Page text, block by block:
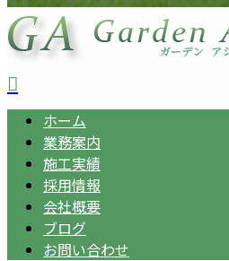
ホーム
業務案内
施工実績
採用情報
会社概要
ブログ
お問い合わせ